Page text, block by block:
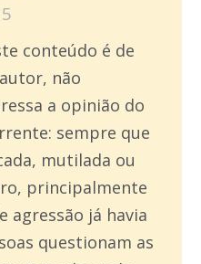
conteúdo é de
não
a opinião do
sempre que
mutilada ou
principalmente
agressão já havia
questionam as